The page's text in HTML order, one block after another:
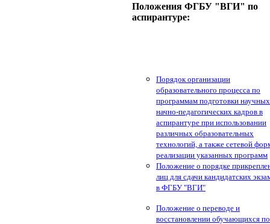
Положения ФГБУ "ВГИ" по
аспирантуре:
Порядок организации
образовательного процесса по
программам подготовки
начно-педагогических кадров в
аспирантуре при использовании
различных образовательных
технологий, а также сетевой
реализации указанных программ
Положение о порядке
лиц для сдачи кандидатских
в ФГБУ "ВГИ"
Положение о переводе и
восстановлении обучающихся по